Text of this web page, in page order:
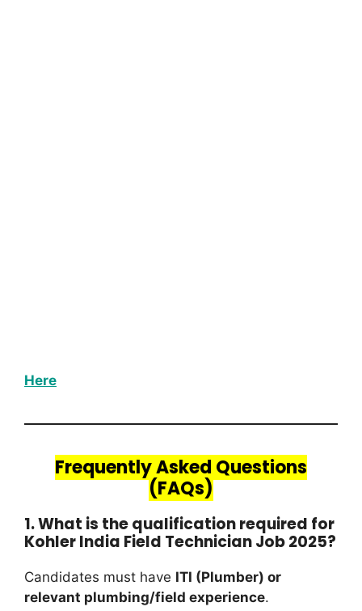
Here
Frequently Asked Questions
(FAQs)
1. What is the qualification required for
Kohler India Field Technician Job 2025?
Candidates must have ITI (Plumber) or
relevant plumbing/field experience.